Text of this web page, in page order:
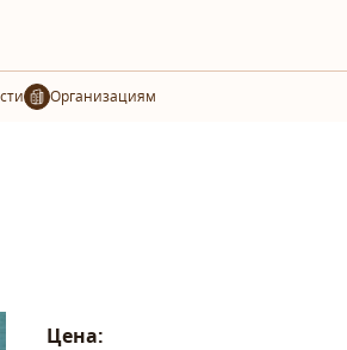
Организациям
Цена: